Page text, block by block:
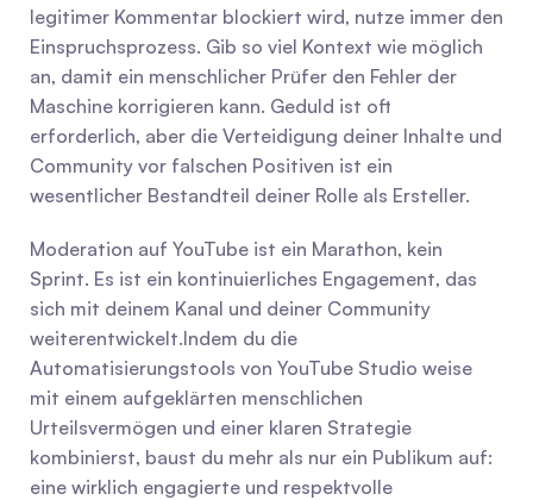
legitimer Kommentar blockiert wird, nutze immer den
Einspruchsprozess. Gib so viel Kontext wie möglich
an, damit ein menschlicher Prüfer den Fehler der
Maschine korrigieren kann. Geduld ist oft
erforderlich, aber die Verteidigung deiner Inhalte und
Community vor falschen Positiven ist ein
wesentlicher Bestandteil deiner Rolle als Ersteller.
Moderation auf YouTube ist ein Marathon, kein
Sprint. Es ist ein kontinuierliches Engagement, das
sich mit deinem Kanal und deiner Community
weiterentwickelt.Indem du die
Automatisierungstools von YouTube Studio weise
mit einem aufgeklärten menschlichen
Urteilsvermögen und einer klaren Strategie
kombinierst, baust du mehr als nur ein Publikum auf:
eine wirklich engagierte und respektvolle